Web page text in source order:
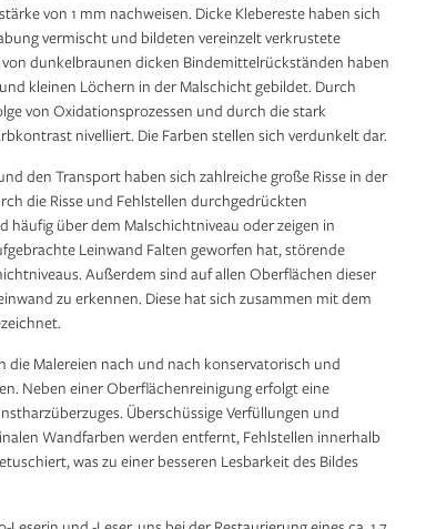
von 1 mm nachweisen. Dicke Klebereste haben sich
vermischt und bildeten vereinzelt verkrustete
dunkelbraunen dicken Bindemittelrückständen haben
kleinen Löchern in der Malschicht gebildet. Durch
von Oxida­tionsprozessen und durch die stark
nivelliert. Die Farben stellen sich verdunkelt dar.
den Transport haben sich zahlreiche große Risse in der
die Risse und Fehlstellen durchgedrückten
häufig über dem Malschichtniveau oder zeigen in
Leinwand Falten geworfen hat, störende
Außerdem sind auf allen Oberflächen dieser
zu erkennen. Diese hat sich zusammen mit dem
die Malereien nach und nach konservatorisch und
Neben einer Oberflächenreinigung erfolgt eine
Überschüssige Verfüllungen und
Wand­farben werden entfernt, Fehlstellen innerhalb
was zu einer besseren Lesbarkeit des Bildes